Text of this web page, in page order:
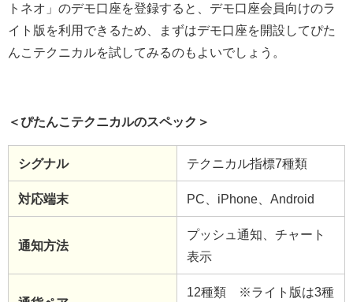
トネオ」のデモ口座を登録すると、デモ口座会員向けのラ
イト版を利用できるため、まずはデモ口座を開設してぴた
んこテクニカルを試してみるのもよいでしょう。
＜ぴたんこテクニカルのスペック＞
シグナル テクニカル指標7種類
対応端末 PC、iPhone、Android
通知方法
プッシュ通知、チャート
表示
12種類 ※ライト版は3種